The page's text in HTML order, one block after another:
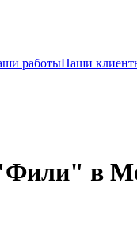
работыНаши
в